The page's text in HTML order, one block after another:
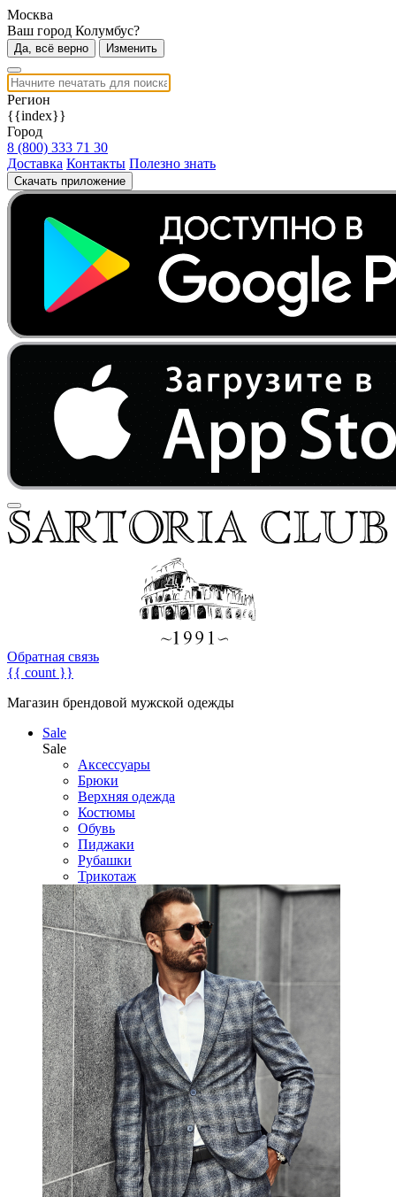
Москва
Ваш город Колумбус?
Да, всё верно Изменить
Регион
{{index}}
Город
8 (800) 333 71 30
Доставка Контакты Полезно знать
Скачать приложение
Обратная связь
{{ count }}
Магазин брендовой мужской одежды
Sale
Sale
Аксессуары
Брюки
Верхняя одежда
Костюмы
Обувь
Пиджаки
Рубашки
Трикотаж